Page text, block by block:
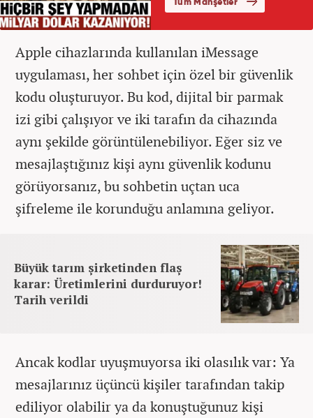
Apple cihazlarında kullanılan iMessage
uygulaması, her sohbet için özel bir güvenlik
kodu oluşturuyor. Bu kod, dijital bir parmak
izi gibi çalışıyor ve iki tarafın da cihazında
aynı şekilde görüntülenebiliyor. Eğer siz ve
mesajlaştığınız kişi aynı güvenlik kodunu
görüyorsanız, bu sohbetin uçtan uca
şifreleme ile korunduğu anlamına geliyor.
Büyük tarım şirketinden flaş
karar: Üretimlerini durduruyor!
Tarih verildi
Ancak kodlar uyuşmuyorsa iki olasılık var: Ya
mesajlarınız üçüncü kişiler tarafından takip
ediliyor olabilir ya da konuştuğunuz kişi